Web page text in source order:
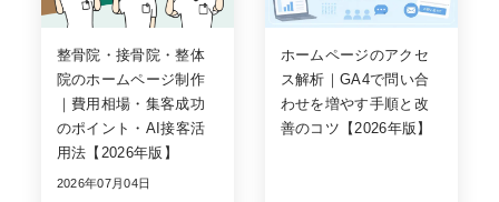
整骨院・接骨院・整体
院のホームページ制作
｜費用相場・集客成功
のポイント・AI接客活
用法【2026年版】
2026年07月04日
ホームページのアクセ
ス解析｜GA4で問い合
わせを増やす手順と改
善のコツ【2026年版】